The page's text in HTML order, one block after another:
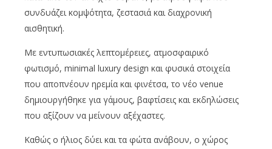
συνδυάζει κομψότητα, ζεστασιά και διαχρονική
αισθητική.
Με εντυπωσιακές λεπτομέρειες, ατμοσφαιρικό
φωτισμό, minimal luxury design και φυσικά στοιχεία
που αποπνέουν ηρεμία και φινέτσα, το νέο venue
δημιουργήθηκε για γάμους, βαφτίσεις και εκδηλώσεις
που αξίζουν να μείνουν αξέχαστες.
Καθώς ο ήλιος δύει και τα φώτα ανάβουν, ο χώρος